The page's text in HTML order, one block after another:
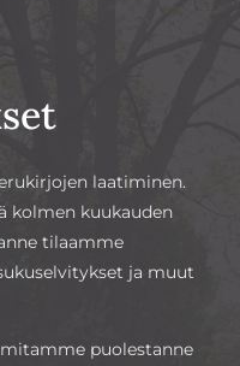
laatiminen.
kolmen kuukauden
tilaamme
ja muut
puolestanne